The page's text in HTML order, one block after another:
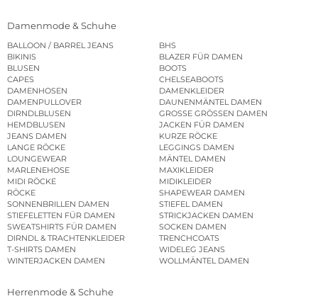
Damenmode & Schuhe
BALLOON / BARREL JEANS
BHS
BIKINIS
BLAZER FÜR DAMEN
BLUSEN
BOOTS
CAPES
CHELSEABOOTS
DAMENHOSEN
DAMENKLEIDER
DAMENPULLOVER
DAUNENMÄNTEL DAMEN
DIRNDLBLUSEN
GROSSE GRÖSSEN DAMEN
HEMDBLUSEN
JACKEN FÜR DAMEN
JEANS DAMEN
KURZE RÖCKE
LANGE RÖCKE
LEGGINGS DAMEN
LOUNGEWEAR
MÄNTEL DAMEN
MARLENEHOSE
MAXIKLEIDER
MIDI RÖCKE
MIDIKLEIDER
RÖCKE
SHAPEWEAR DAMEN
SONNENBRILLEN DAMEN
STIEFEL DAMEN
STIEFELETTEN FÜR DAMEN
STRICKJACKEN DAMEN
SWEATSHIRTS FÜR DAMEN
SOCKEN DAMEN
DIRNDL & TRACHTENKLEIDER
TRENCHCOATS
T-SHIRTS DAMEN
WIDELEG JEANS
WINTERJACKEN DAMEN
WOLLMÄNTEL DAMEN
Herrenmode & Schuhe